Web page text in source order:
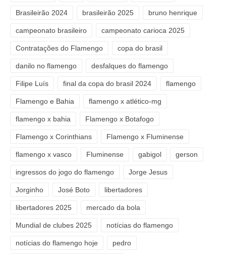
Brasileirão 2024 brasileirão 2025 bruno henrique
campeonato brasileiro campeonato carioca 2025
Contratações do Flamengo copa do brasil
danilo no flamengo desfalques do flamengo
Filipe Luís final da copa do brasil 2024 flamengo
Flamengo e Bahia flamengo x atlético-mg
flamengo x bahia Flamengo x Botafogo
Flamengo x Corinthians Flamengo x Fluminense
flamengo x vasco Fluminense gabigol gerson
ingressos do jogo do flamengo Jorge Jesus
Jorginho José Boto libertadores
libertadores 2025 mercado da bola
Mundial de clubes 2025 notícias do flamengo
notícias do flamengo hoje pedro